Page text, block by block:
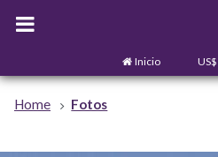
Inicio US$
Home Fotos